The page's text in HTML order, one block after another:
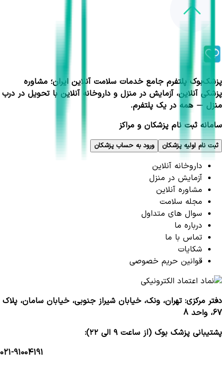
پزشک‌بوک پلتفرم جامع خدمات سلامت آنلاین ایران؛ مشاوره
پزشکی آنلاین، آزمایش در منزل و داروخانه آنلاین با تحویل در درب
منزل — همه در یک پلتفرم.
سامانه ثبت نام پزشکان و مراکز
ثبت نام اولیه پزشکان ورود به حساب پزشکان
داروخانه آنلاین
آزمایش در منزل
مشاوره آنلاین
مجله سلامت
سوال های متداول
درباره ما
تماس با ما
شکایات
قوانین حریم خصوصی
دفتر مرکزی: تهران، ونک، خیابان شیراز جنوبی، خیابان سامان، پلاک
67، واحد 8
پشتیبانی پزشک بوک (از ساعت ۹ الی ۲۲):
021-91004191